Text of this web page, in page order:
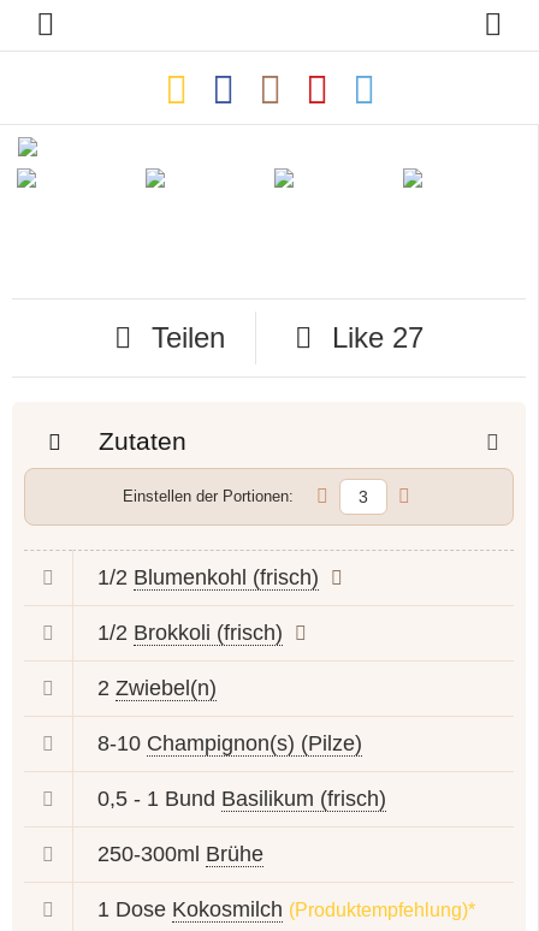
Teilen Like 27
Zutaten
Einstellen der Portionen:
1/2 Blumenkohl (frisch)
1/2 Brokkoli (frisch)
2 Zwiebel(n)
8-10 Champignon(s) (Pilze)
0,5 - 1 Bund Basilikum (frisch)
250-300ml Brühe
1 Dose Kokosmilch (Produktempfehlung)*